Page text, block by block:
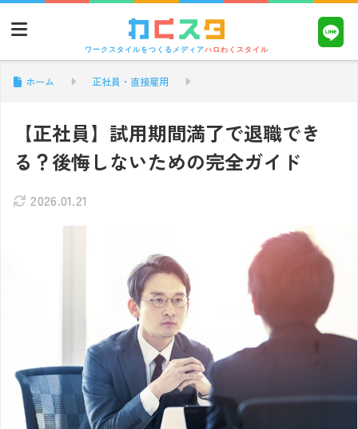
ワークスタイルをつくるメディアハロわくスタイル
ホーム 正社員・直接雇用
【正社員】試用期間満了で退職でき
る？後悔しないための完全ガイド
2026.01.21